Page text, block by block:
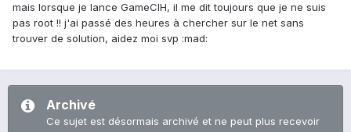
mais lorsque je lance GameCIH, il me dit toujours que je ne suis
pas root !! j'ai passé des heures à chercher sur le net sans
trouver de solution, aidez moi svp :mad:
Archivé
Ce sujet est désormais archivé et ne peut plus recevoir